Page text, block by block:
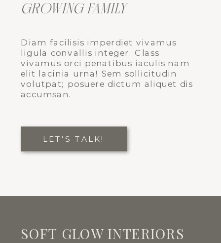
GROWING FAMILY
Diam facilisis imperdiet vivamus
ligula convallis integer. Class
vivamus orci penatibus iaculis nam
elit lacinia urna! Sem sollicitudin
volutpat; posuere dictum aliquet dis
accumsan.
LET'S TALK!
SOFT GLOW INTERIORS